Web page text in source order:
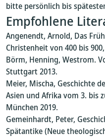
bitte persönlich bis
Empfohlene
Angenendt, Arnold, Das
Christenheit von 400 bis
Börm, Henning, Westrom.
Stuttgart 2013.
Meier, Mischa, Geschichte
Asien und Afrika vom 3. bis
München 2019.
Gemeinhardt, Peter,
Spätantike (Neue